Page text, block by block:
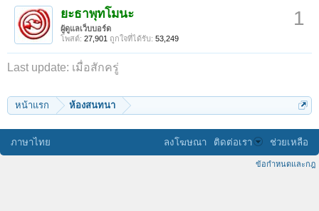
1
ยะธาพุทโมนะ
ผู้ดูแลเว็บบอร์ด
โพสต์: 27,901 ถูกใจที่ได้รับ: 53,249
Last update: เมื่อสักครู่
หน้าแรก ห้องสนทนา
ภาษาไทย ลงโฆษณา ติดต่อเรา ช่วยเหลือ
ข้อกำหนดและกฎ